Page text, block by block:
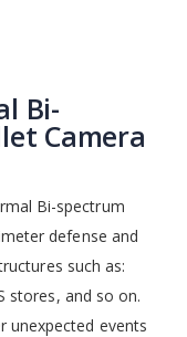
Bi-
Camera
Bi-spectrum
defense and
such as:
stores, and so on.
unexpected events